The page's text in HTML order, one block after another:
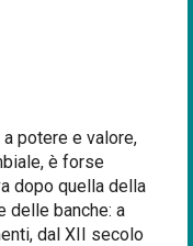
potere e valore,
è forse
dopo quella della
delle banche: a
dal XII secolo